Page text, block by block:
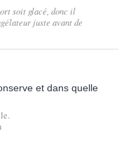
soit glacé, donc il
juste avant de
et dans quelle